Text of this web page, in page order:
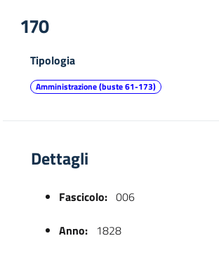
170
Tipologia
Amministrazione (buste 61-173)
Dettagli
Fascicolo: 006
Anno: 1828